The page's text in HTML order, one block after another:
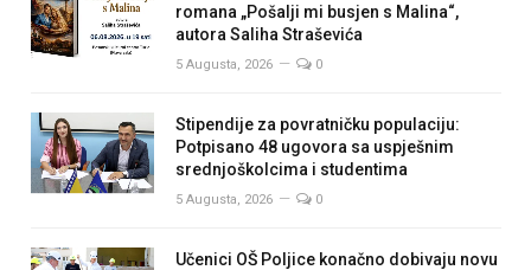
romana „Pošalji mi busjen s Malina“,
autora Saliha Straševića
5 Augusta, 2026 0
Stipendije za povratničku populaciju:
Potpisano 48 ugovora sa uspješnim
srednjoškolcima i studentima
5 Augusta, 2026 0
Učenici OŠ Poljice konačno dobivaju novu